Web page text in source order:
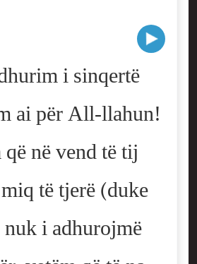
i sinqertë
ai për All-llahun!
në vend të tij
të tjerë (duke
i adhurojmë